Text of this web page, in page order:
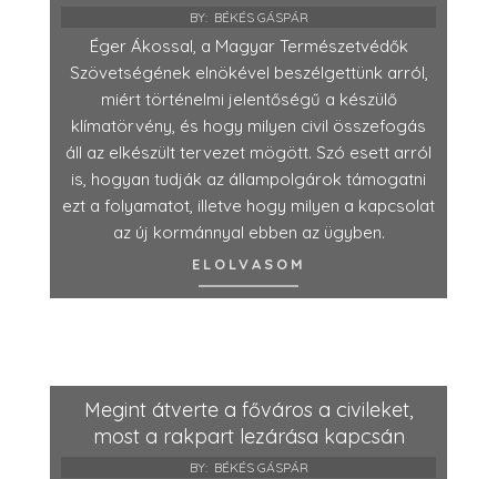
BY: BÉKÉS GÁSPÁR
Éger Ákossal, a Magyar Természetvédők
Szövetségének elnökével beszélgettünk arról,
miért történelmi jelentőségű a készülő
klímatörvény, és hogy milyen civil összefogás
áll az elkészült tervezet mögött. Szó esett arról
is, hogyan tudják az állampolgárok támogatni
ezt a folyamatot, illetve hogy milyen a kapcsolat
az új kormánnyal ebben az ügyben.
ELOLVASOM
Megint átverte a főváros a civileket,
most a rakpart lezárása kapcsán
BY: BÉKÉS GÁSPÁR